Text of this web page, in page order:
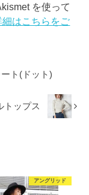
を使って
はこちらをご
ト(ドット)
トップス
アングリッド